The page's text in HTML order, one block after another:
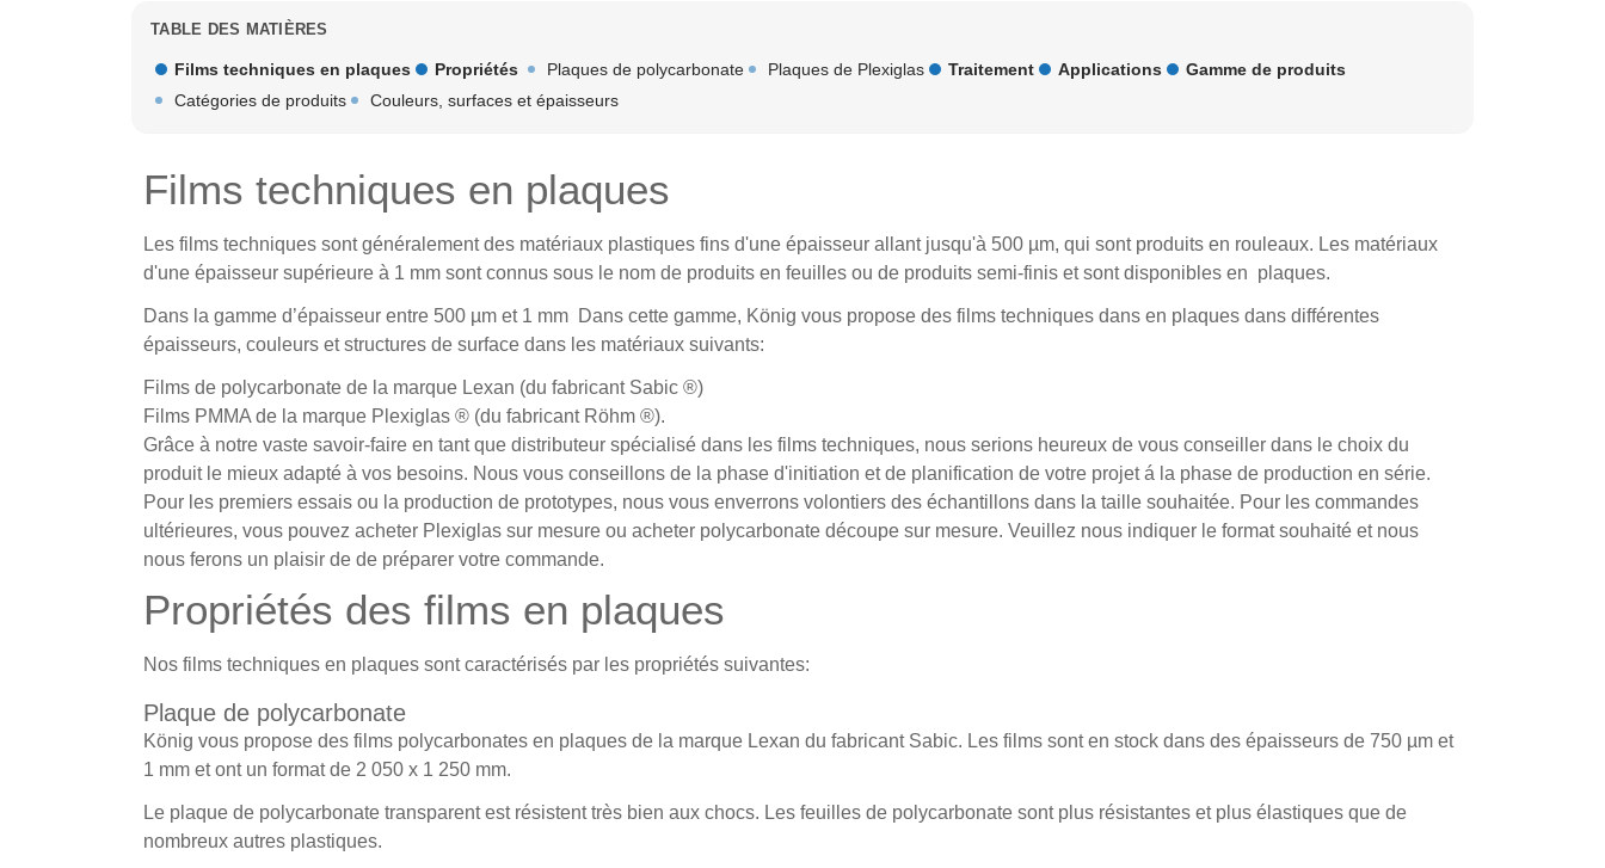
TABLE DES MATIÈRES
Films techniques en plaques Propriétés Plaques de polycarbonate Plaques de Plexiglas Traitement Applications
Gamme de produits
Catégories de produits
Couleurs, surfaces et épaisseurs
Films techniques en plaques
Les films techniques sont généralement des matériaux plastiques fins d'une épaisseur allant jusqu'à 500 µm, qui sont produits en rouleaux. Les matériaux
d'une épaisseur supérieure à 1 mm sont connus sous le nom de produits en feuilles ou de produits semi-finis et sont disponibles en plaques.
Dans la gamme d’épaisseur entre 500 µm et 1 mm Dans cette gamme, König vous propose des films techniques dans en plaques dans différentes
épaisseurs, couleurs et structures de surface dans les matériaux suivants:
Films de polycarbonate de la marque Lexan (du fabricant Sabic ®)
Films PMMA de la marque Plexiglas ® (du fabricant Röhm ®).
Grâce à notre vaste savoir-faire en tant que distributeur spécialisé dans les films techniques, nous serions heureux de vous conseiller dans le choix du
produit le mieux adapté à vos besoins. Nous vous conseillons de la phase d'initiation et de planification de votre projet á la phase de production en série.
Pour les premiers essais ou la production de prototypes, nous vous enverrons volontiers des échantillons dans la taille souhaitée. Pour les commandes
ultérieures, vous pouvez acheter Plexiglas sur mesure ou acheter polycarbonate découpe sur mesure. Veuillez nous indiquer le format souhaité et nous
nous ferons un plaisir de de préparer votre commande.
Propriétés des films en plaques
Nos films techniques en plaques sont caractérisés par les propriétés suivantes:
Plaque de polycarbonate
König vous propose des films polycarbonates en plaques de la marque Lexan du fabricant Sabic. Les films sont en stock dans des épaisseurs de 750 µm et
1 mm et ont un format de 2 050 x 1 250 mm.
Le plaque de polycarbonate transparent est résistent très bien aux chocs. Les feuilles de polycarbonate sont plus résistantes et plus élastiques que de
nombreux autres plastiques.